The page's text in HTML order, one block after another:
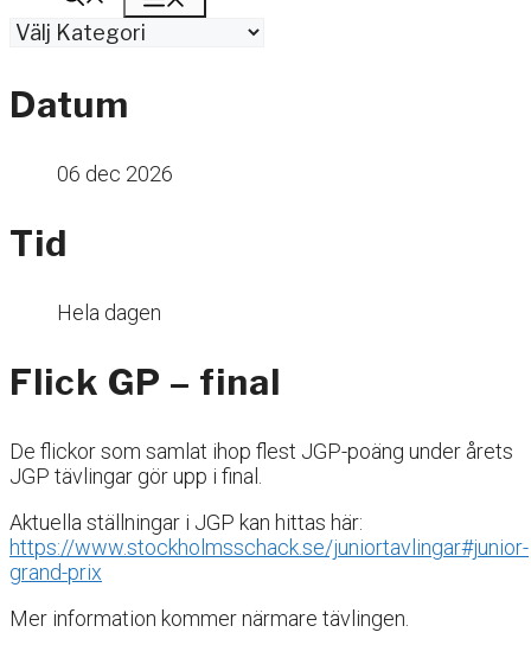
Kategorier
Datum
06 dec 2026
Tid
Hela dagen
Flick GP – final
De flickor som samlat ihop flest JGP-poäng under årets
JGP tävlingar gör upp i final.
Aktuella ställningar i JGP kan hittas här:
https://www.stockholmsschack.se/juniortavlingar#junior-
grand-prix
Mer information kommer närmare tävlingen.